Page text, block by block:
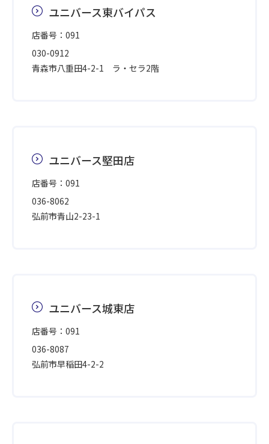
ユニバース東バイパス
店番号：091
030-0912
青森市八重田4-2-1 ラ・セラ2階
ユニバース堅田店
店番号：091
036-8062
弘前市青山2-23-1
ユニバース城東店
店番号：091
036-8087
弘前市早稲田4-2-2